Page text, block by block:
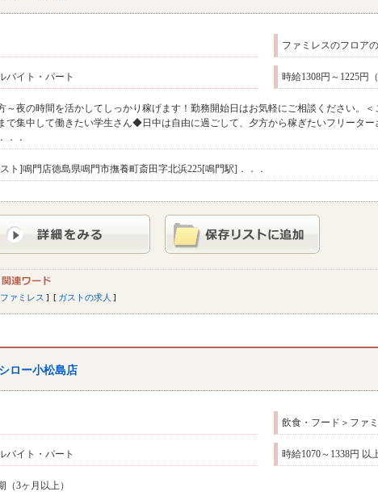
ファミレスのフロア
バイト・パート 時給1308円～1225円
～夜の時間を活かしてしっかり稼げます！勤務開始日はお気軽にご相談ください。
で集中して働きたい学生さん◆日中は自由に過ごして、夕方から稼ぎたいフリータ
．．
ト]鳴門店徳島県鳴門市撫養町斎田字北浜225[鳴門駅]．．．
ファミレス ガストの求人
ロー小松島店
飲食・フード＞ファ
バイト・パート 時給1070～1338円
（3ヶ月以上）